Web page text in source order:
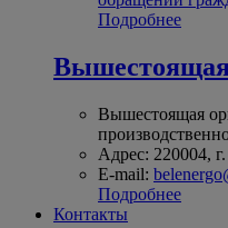
Подробнее
Вышестоящая
Вышестоящая
Адрес: 220004,
E-mail:
Подробнее
Контакты